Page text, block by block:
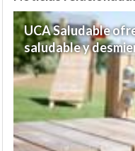
UCA Saludable
saludable y